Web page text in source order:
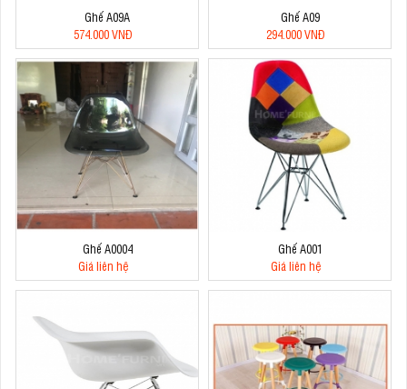
Ghế A09A
574.000 VNĐ
Ghế A09
294.000 VNĐ
Ghế A0004
Giá liên hệ
Ghế A001
Giá liên hệ